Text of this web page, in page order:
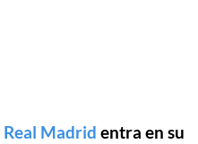
Real Madrid entra en su